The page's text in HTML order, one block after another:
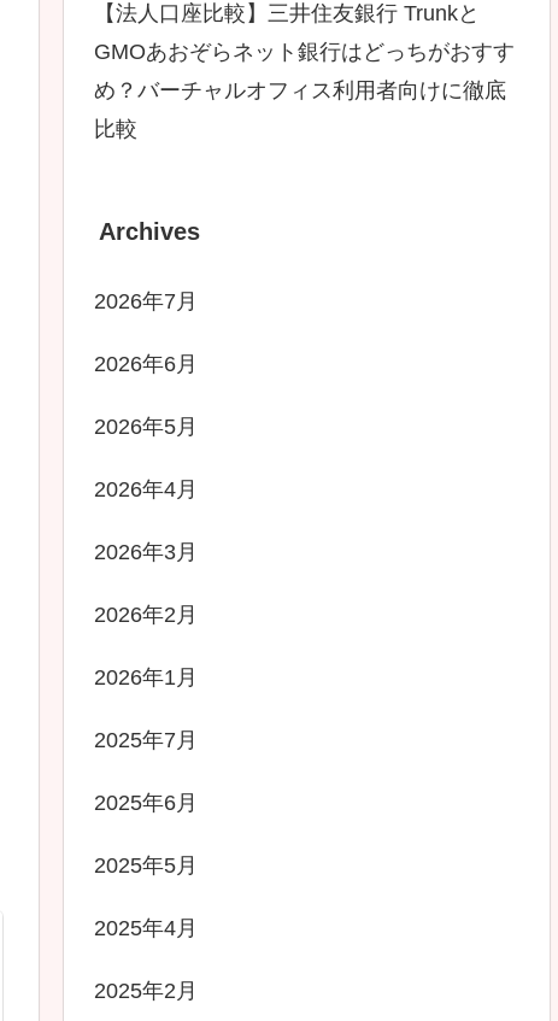
【法人口座比較】三井住友銀行 Trunkと
GMOあおぞらネット銀行はどっちがおすす
め？バーチャルオフィス利用者向けに徹底
比較
Archives
2026年7月
2026年6月
2026年5月
2026年4月
2026年3月
2026年2月
2026年1月
2025年7月
2025年6月
2025年5月
2025年4月
2025年2月